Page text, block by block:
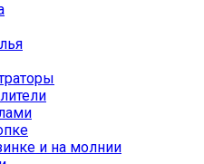
и на молнии